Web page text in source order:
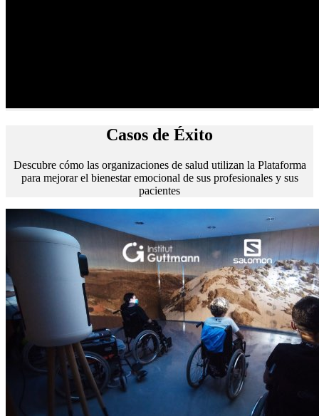
Casos de Éxito
Descubre cómo las organizaciones de salud utilizan la Plataforma
para mejorar el bienestar emocional de sus profesionales y sus
pacientes